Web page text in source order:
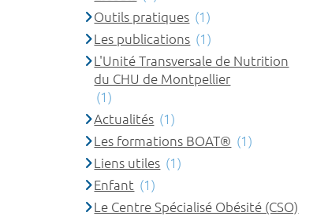
Outils pratiques (1)
Les publications (1)
L'Unité Transversale de Nutrition
du CHU de Montpellier
(1)
Actualités (1)
Les formations BOAT® (1)
Liens utiles (1)
Enfant (1)
Le Centre Spécialisé Obésité (CSO)